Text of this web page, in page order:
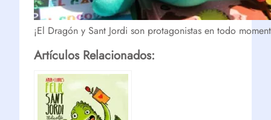
¡El Dragón y Sant Jordi son protagonistas en todo
Artículos Relacionados: